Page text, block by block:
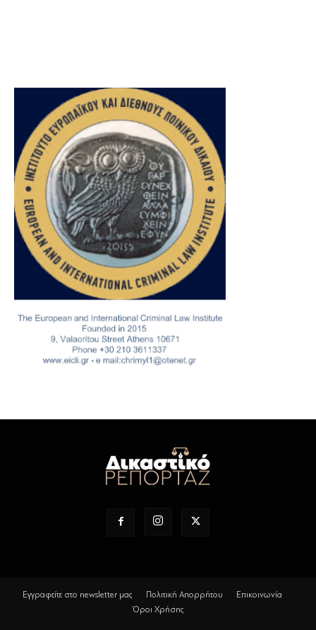
Εγγραφείτε στο newsletter μας Πολιτική Απορρήτου
Επικοινωνία
Όροι Χρήσης